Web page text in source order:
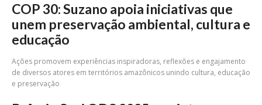
COP 30: Suzano apoia iniciativas que
unem preservação ambiental, cultura e
educação
Ações promovem experiências inspiradoras, reflexões e engajamento
de diversos atores em territórios amazônicos unindo cultura, educação
e preservação